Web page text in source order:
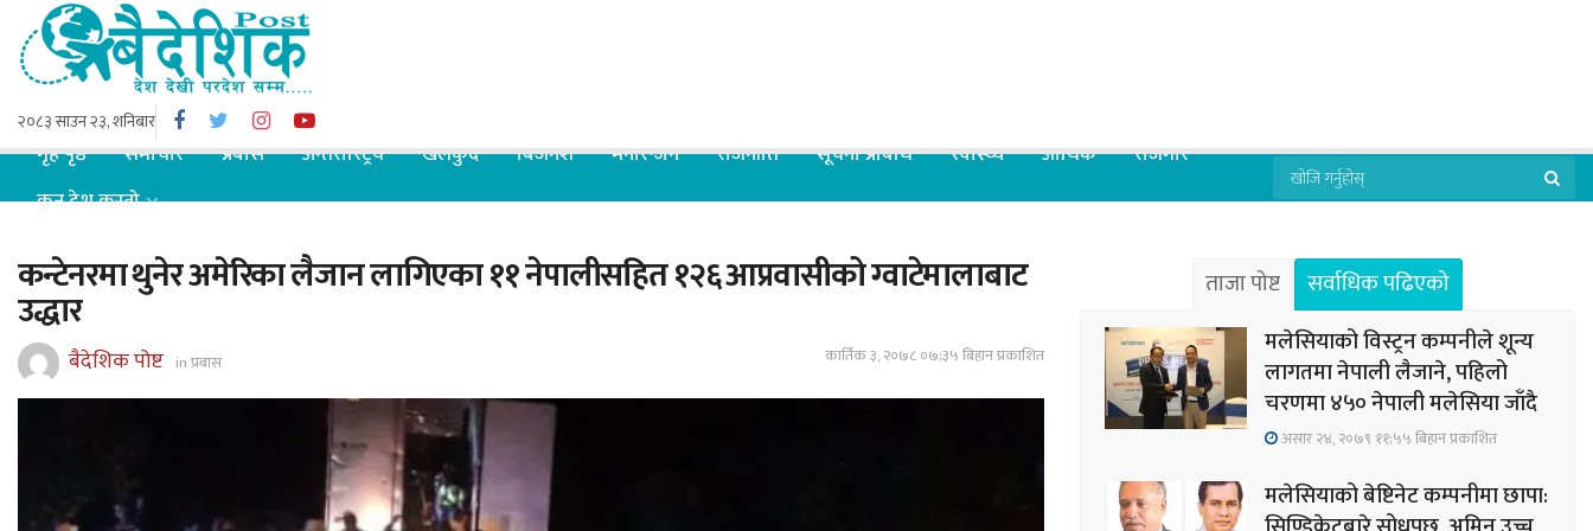
२०८३ साउन २३, शनिबार
गृह पृष्ठ समाचार प्रबास अन्तरास्ट्रिय खेलकुद बिजनेश मनोरन्जन राजनीति सूचना प्रबिधि स्वास्थ्य आर्थिक
रोजगार
कुन देश कस्तो
कन्टेनरमा थुनेर अमेरिका लैजान लागिएका ११ नेपालीसहित १२६ आप्रवासीको ग्वाटेमालाबाट
उद्धार
बैदेशिक पोष्ट inप्रबास कार्तिक ३, २०७८ ०७;३५ बिहान प्रकाशित
ताजा पोष्ट
सर्वाधिक पढिएको
मलेसियाको विस्ट्रन कम्पनीले शून्य
लागतमा नेपाली लैजाने, पहिलो
चरणमा ४५० नेपाली मलेसिया जाँदै
असार २४, २०७९ ११;५५ बिहान प्रकाशित
मलेसियाको बेष्टिनेट कम्पनीमा छापा: